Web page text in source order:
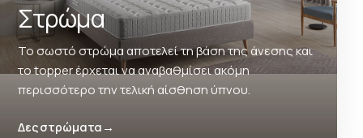
Στρώμα
Το σωστό στρώμα αποτελεί τη βάση της άνεσης και
το topper έρχεται να αναβαθμίσει ακόμη
περισσότερο την τελική αίσθηση ύπνου.
Δες στρώματα